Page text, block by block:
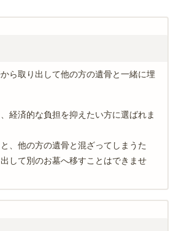
ら取り出して他の方の遺骨と一緒に埋
経済的な負担を抑えたい方に選ばれま
、他の方の遺骨と混ざってしまうた
して別のお墓へ移すことはできませ